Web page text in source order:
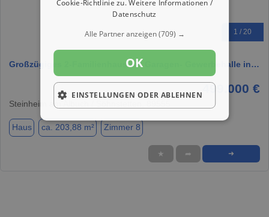
1 / 20
Großzügiges 2-Familienhaus mit Garagen- Gewerbehalle in…
499.000 €
Steinheim am Albuch / Söhnstetten, 89555
Haus ca. 203,88 m² Zimmer 8
★ ➦ ➜
Cookie-Richtlinie zu.Weitere Informationen /
Datenschutz
Alle Partner anzeigen(709) →
OK
EINSTELLUNGEN ODER ABLEHNEN